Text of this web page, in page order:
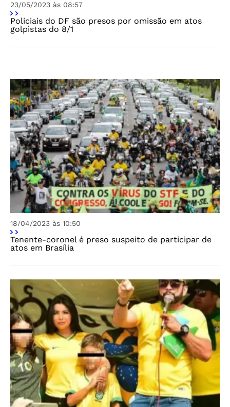
23/05/2023 às 08:57
Policiais do DF são presos por omissão em atos
golpistas do 8/1
18/04/2023 às 10:50
Tenente-coronel é preso suspeito de participar de
atos em Brasília